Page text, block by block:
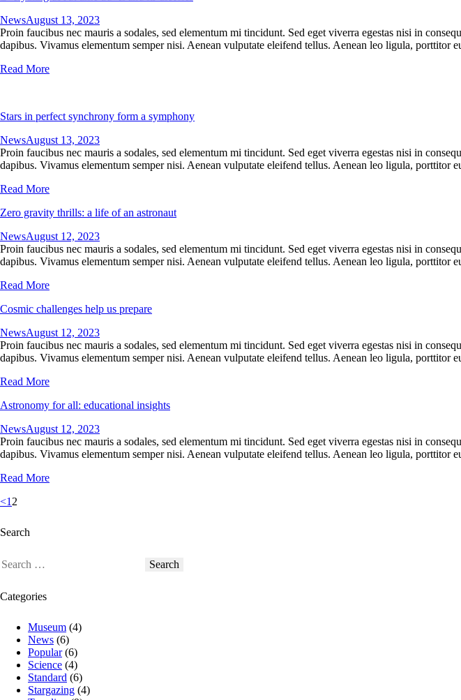
NewsAugust 13, 2023
Proin faucibus nec mauris a sodales, sed elementum mi tincidunt. Sed eget viverra egestas nisi in
dapibus. Vivamus elementum semper nisi. Aenean vulputate eleifend tellus. Aenean leo ligula, porttitor
Read More
Stars in perfect synchrony form a symphony
NewsAugust 13, 2023
Proin faucibus nec mauris a sodales, sed elementum mi tincidunt. Sed eget viverra egestas nisi in
dapibus. Vivamus elementum semper nisi. Aenean vulputate eleifend tellus. Aenean leo ligula, porttitor
Read More
Zero gravity thrills: a life of an astronaut
NewsAugust 12, 2023
Proin faucibus nec mauris a sodales, sed elementum mi tincidunt. Sed eget viverra egestas nisi in
dapibus. Vivamus elementum semper nisi. Aenean vulputate eleifend tellus. Aenean leo ligula, porttitor
Read More
Cosmic challenges help us prepare
NewsAugust 12, 2023
Proin faucibus nec mauris a sodales, sed elementum mi tincidunt. Sed eget viverra egestas nisi in
dapibus. Vivamus elementum semper nisi. Aenean vulputate eleifend tellus. Aenean leo ligula, porttitor
Read More
Astronomy for all: educational insights
NewsAugust 12, 2023
Proin faucibus nec mauris a sodales, sed elementum mi tincidunt. Sed eget viverra egestas nisi in
dapibus. Vivamus elementum semper nisi. Aenean vulputate eleifend tellus. Aenean leo ligula, porttitor
Read More
Posts
<Page
1 Page
2
Search
Search
Categories
Museum (4)
News (6)
Popular(6)
Science (4)
Standard (6)
Stargazing (4)